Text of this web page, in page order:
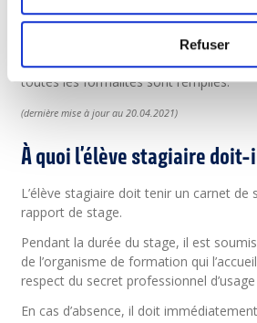
Refuser
les droits et devoirs des
L’office des stages dispose d’un
stage de formation prédéfini qu’il te
toutes les formalités sont remplies.
(dernière mise à jour au 20.04.2021)
À quoi l’élève stagiaire doit-
L’élève stagiaire doit tenir un carnet de
rapport de stage.
Pendant la durée du stage, il est
de l’organisme de formation qui
respect du secret professionnel
En cas d’absence, il doit